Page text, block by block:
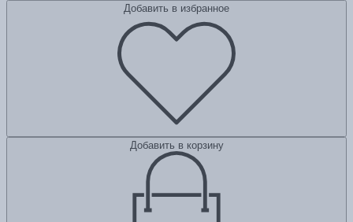
Добавить в избранное
Добавить в корзину